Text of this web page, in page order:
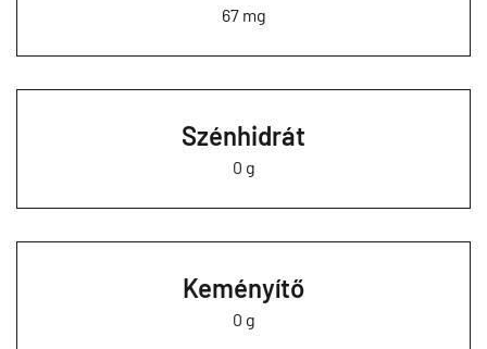
67 mg
Szénhidrát
0 g
Keményítő
0 g